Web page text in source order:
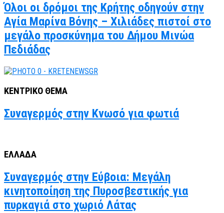
Όλοι οι δρόμοι της Κρήτης οδηγούν στην
Αγία Μαρίνα Βόνης – Χιλιάδες πιστοί στο
μεγάλο προσκύνημα του Δήμου Μινώα
Πεδιάδας
ΚΕΝΤΡΙΚΟ ΘΕΜΑ
Συναγερμός στην Κνωσό για φωτιά
ΕΛΛΑΔΑ
Συναγερμός στην Εύβοια: Μεγάλη
κινητοποίηση της Πυροσβεστικής για
πυρκαγιά στο χωριό Λάτας